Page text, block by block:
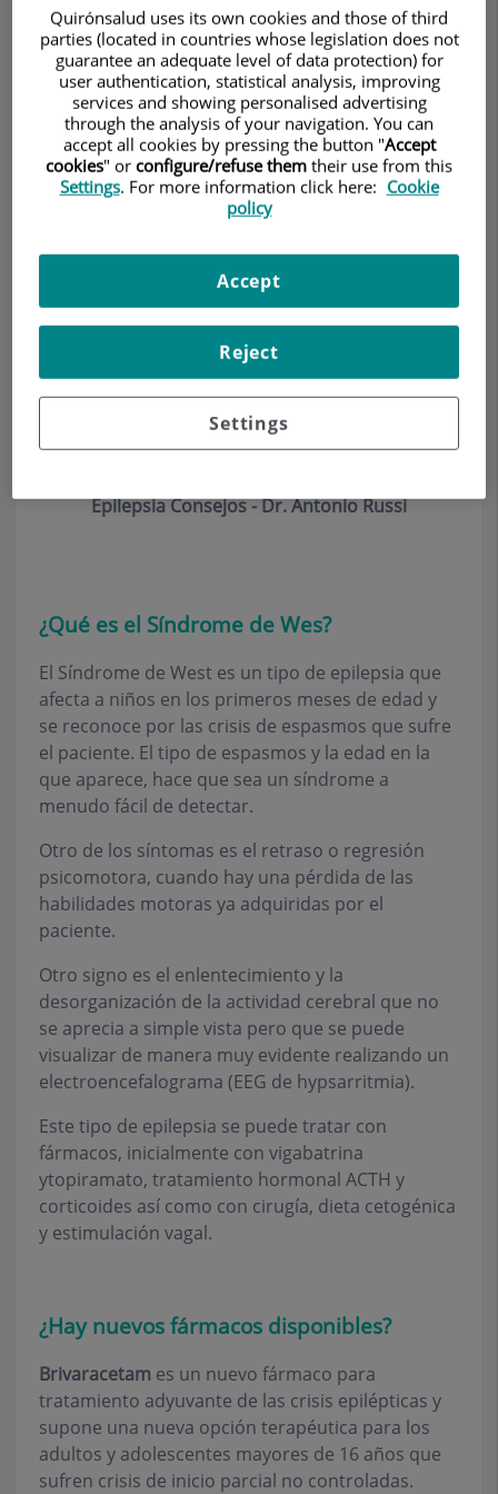
DescripcióServeisEquip Contacte Dades d'interès
Demanar Cita
Preguntas Frecuentes
Epilepsia Consejos - Dr. Antonio Russi
¿Qué es el Síndrome de Wes?
El Síndrome de West es un tipo de epilepsia que
afecta a niños en los primeros meses de edad y
se reconoce por las crisis de espasmos que sufre
el paciente. El tipo de espasmos y la edad en la
que aparece, hace que sea un síndrome a
menudo fácil de detectar.
Otro de los síntomas es el retraso o regresión
psicomotora, cuando hay una pérdida de las
habilidades motoras ya adquiridas por el
paciente.
Otro signo es el enlentecimiento y la
desorganización de la actividad cerebral que no
se aprecia a simple vista pero que se puede
visualizar de manera muy evidente realizando un
electroencefalograma (EEG de hypsarritmia).
Este tipo de epilepsia se puede tratar con
fármacos, inicialmente con vigabatrina
ytopiramato, tratamiento hormonal ACTH y
corticoides así como con cirugía, dieta cetogénica
y estimulación vagal.
¿Hay nuevos fármacos disponibles?
Brivaracetam es un nuevo fármaco para
tratamiento adyuvante de las crisis epilépticas y
supone una nueva opción terapéutica para los
adultos y adolescentes mayores de 16 años que
sufren crisis de inicio parcial no controladas.
Quirónsalud uses its own cookies and those of third
parties (located in countries whose legislation does not
guarantee an adequate level of data protection) for
user authentication, statistical analysis, improving
services and showing personalised advertising
through the analysis of your navigation. You can
accept all cookies by pressing the button "Accept
cookies" or configure/refuse them their use from this
Settings. For more information click here: Cookie
policy
Settings
Reject
Accept